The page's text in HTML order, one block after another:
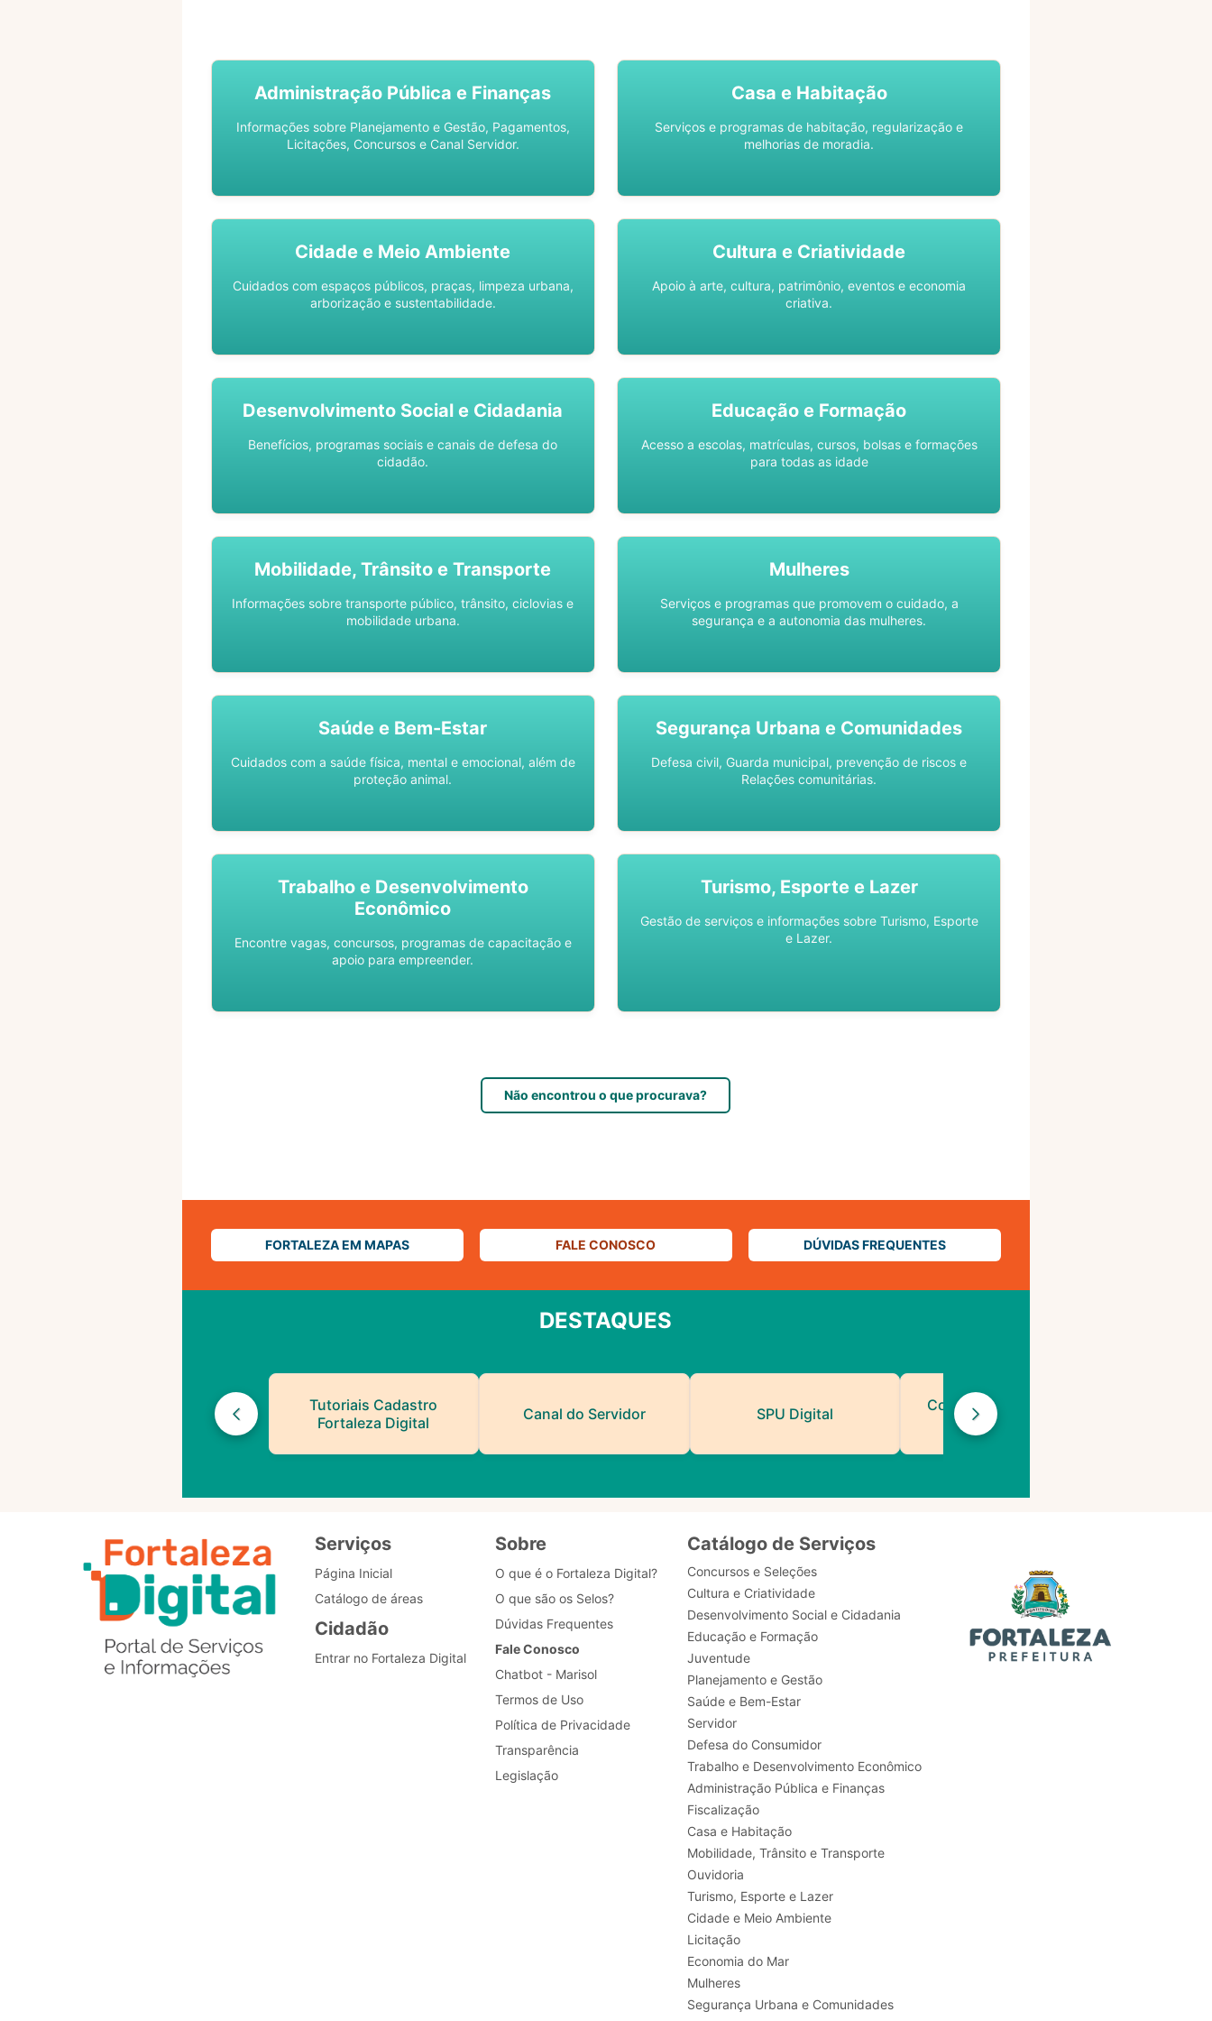
Administração Pública e Finanças
Informações sobre Planejamento e Gestão, Pagamentos,
Licitações, Concursos e Canal Servidor.
Casa e Habitação
Serviços e programas de habitação, regularização e
melhorias de moradia.
Cidade e Meio Ambiente
Cuidados com espaços públicos, praças, limpeza urbana,
arborização e sustentabilidade.
Cultura e Criatividade
Apoio à arte, cultura, patrimônio, eventos e economia
criativa.
Desenvolvimento Social e Cidadania
Benefícios, programas sociais e canais de defesa do
cidadão.
Educação e Formação
Acesso a escolas, matrículas, cursos, bolsas e formações
para todas as idade
Mobilidade, Trânsito e Transporte
Informações sobre transporte público, trânsito, ciclovias e
mobilidade urbana.
Mulheres
Serviços e programas que promovem o cuidado, a
segurança e a autonomia das mulheres.
Saúde e Bem-Estar
Cuidados com a saúde física, mental e emocional, além de
proteção animal.
Segurança Urbana e Comunidades
Defesa civil, Guarda municipal, prevenção de riscos e
Relações comunitárias.
Trabalho e Desenvolvimento
Econômico
Encontre vagas, concursos, programas de capacitação e
apoio para empreender.
Turismo, Esporte e Lazer
Gestão de serviços e informações sobre Turismo, Esporte
e Lazer.
Não encontrou o que procurava?
FORTALEZA EM MAPAS FALE CONOSCO DÚVIDAS FREQUENTES
DESTAQUES
Tutoriais Cadastro
Fortaleza Digital
Canal do Servidor SPU Digital
Contatos de Protocolo
da PMF
Serviços
Página Inicial
Catálogo de áreas
Cidadão
Entrar no Fortaleza Digital
Sobre
O que é o Fortaleza Digital?
O que são os Selos?
Dúvidas Frequentes
Fale Conosco
Chatbot - Marisol
Termos de Uso
Política de Privacidade
Transparência
Legislação
Catálogo de Serviços
Concursos e Seleções
Cultura e Criatividade
Desenvolvimento Social e Cidadania
Educação e Formação
Juventude
Planejamento e Gestão
Saúde e Bem-Estar
Servidor
Defesa do Consumidor
Trabalho e Desenvolvimento Econômico
Administração Pública e Finanças
Fiscalização
Casa e Habitação
Mobilidade, Trânsito e Transporte
Ouvidoria
Turismo, Esporte e Lazer
Cidade e Meio Ambiente
Licitação
Economia do Mar
Mulheres
Segurança Urbana e Comunidades